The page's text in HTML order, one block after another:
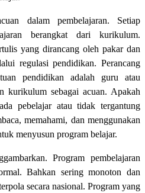
dalam pembelajaran. Setiap
berangkat dari kurikulum.
yang dirancang oleh pakar dan
regulasi pendidikan. Perancang
pendidikan adalah guru atau
kurikulum sebagai acuan. Apakah
pebelajar atau tidak tergantung
memahami, dan menggunakan
menyusun program belajar.
Program pembelajaran
Bahkan sering monoton dan
secara nasional. Program yang